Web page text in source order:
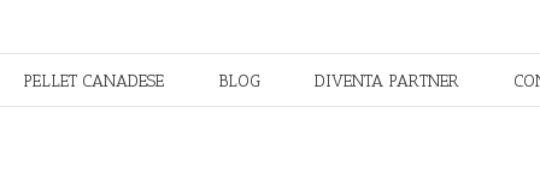
PELLET CANADESE BLOG DIVENTA PARTNER